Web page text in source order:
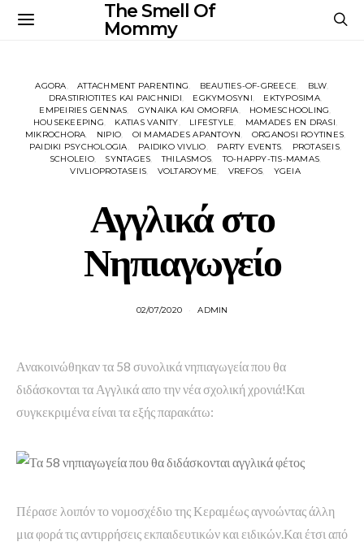
The Smell Of
Mommy
AGORA ATTACHMENT PARENTING BEAUTIES-OF-GREECE
BLW
DRASTIRIOTITES KAI PAICHNIDI
EGKYMOSYNI
EKTYPOSIMA
EMPEIRIES GENNAS
GYNAIKA KAI OMORFIA
HOMESCHOOLING
HOUSEKEEPING
KATIAS VANITY LIFESTYLE
MAMADES EN DRASI
MIKROCHORA
NIPIO OI MAMADES APANTOYN
ORGANOSI ROYTINES
PAIDIKI PSYCHOLOGIA
PAIDIKO VIVLIO PARTY EVENTS
PROTASEIS
SCHOLEIO
SYNTAGES THILASMOS
TO-HAPPY-TIS-MAMAS
VIVLIOPROTASEIS
VOLTAROYME VREFOS YGEIA
Αγγλικά στο
Νηπιαγωγείο
02/07/2020 ADMIN
Ανακοινώθηκαν τα 58 συνολικά νηπιαγωγεία που θα
διδάσκονται τα Αγγλικά απο την νέα σχολική χρονιά!Και
συγκεκριμένα είναι τα εξής παρακάτω:
Πέρασε λοιπόν το νομοσχέδιο της Κεραμέως αγνοώντας άλλη
μια φορά τις αντιρρήσεις εκπαιδευτικών και ειδικών.Και έτσι από